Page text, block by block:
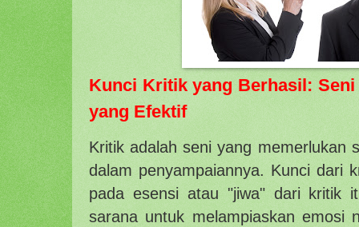
Kunci Kritik yang Berhasil:
yang Efektif
Kritik adalah seni yang memerlukan
dalam penyampaiannya. Kunci dari
pada esensi atau "jiwa" dari kritik
sarana untuk melampiaskan emosi